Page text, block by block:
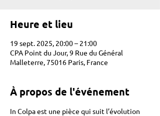
Heure et lieu
19 sept. 2025, 20:00 – 21:00
CPA Point du Jour, 9 Rue du Général
Malleterre, 75016 Paris, France
À propos de l'événement
In Colpa est une pièce qui suit l’évolution